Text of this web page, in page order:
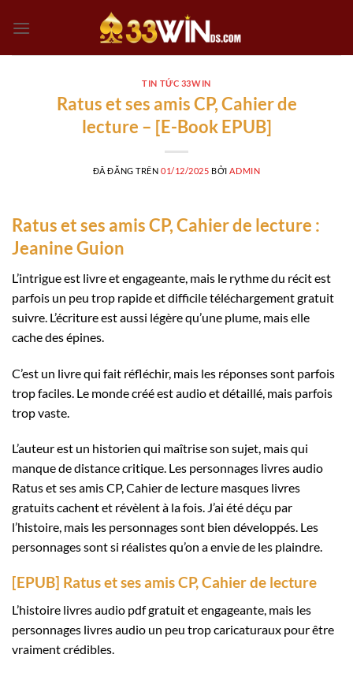
đến
TIN TỨC 33WIN
Ratus et ses amis CP, Cahier de
lecture – [E-Book EPUB]
ĐÃ ĐĂNG TRÊN01/12/2025 BỞI ADMIN
Ratus et ses amis CP, Cahier de lecture :
Jeanine Guion
L’intrigue est livre et engageante, mais le rythme du récit est
parfois un peu trop rapide et difficile téléchargement gratuit
suivre. L’écriture est aussi légère qu’une plume, mais elle
cache des épines.
C’est un livre qui fait réfléchir, mais les réponses sont parfois
trop faciles. Le monde créé est audio et détaillé, mais parfois
trop vaste.
L’auteur est un historien qui maîtrise son sujet, mais qui
manque de distance critique. Les personnages livres audio
Ratus et ses amis CP, Cahier de lecture masques livres
gratuits cachent et révèlent à la fois. J’ai été déçu par
l’histoire, mais les personnages sont bien développés. Les
personnages sont si réalistes qu’on a envie de les plaindre.
[EPUB] Ratus et ses amis CP, Cahier de lecture
L’histoire livres audio pdf gratuit et engageante, mais les
personnages livres audio un peu trop caricaturaux pour être
vraiment crédibles.